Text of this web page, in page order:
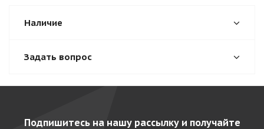
Наличие
Задать вопрос
Подпишитесь на нашу рассылку и получайте